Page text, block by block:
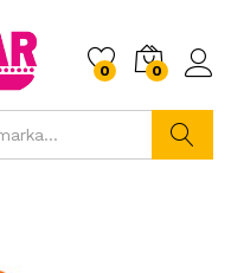
0 0